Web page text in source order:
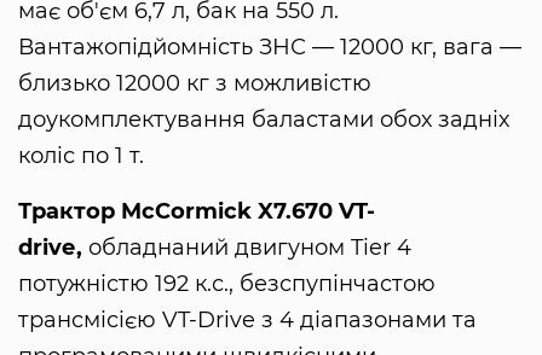
має об'єм 6,7 л, бак на 550 л.
Вантажопідйомність ЗНС — 12000 кг, вага —
близько 12000 кг з можливістю
доукомплектування баластами обох задніх
коліс по 1 т.
Трактор McCormick X7.670 VT-
drivе, обладнаний двигуном Tier 4
потужністю 192 к.с., безспупінчастою
трансмісією VT-Drive з 4 діапазонами та